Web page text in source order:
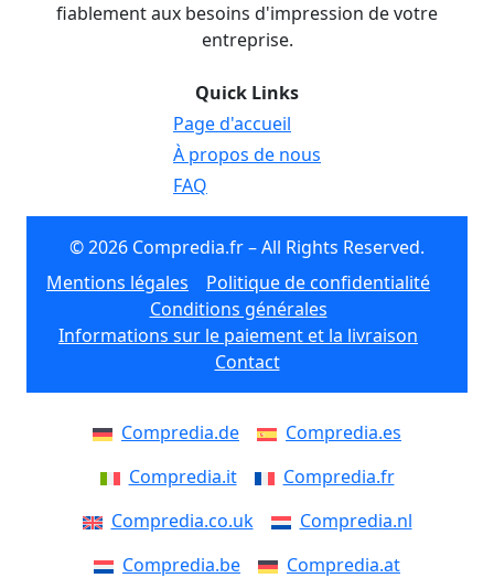
fiablement aux besoins d'impression de votre
entreprise.
Quick Links
Page d'accueil
À propos de nous
FAQ
© 2026 Compredia.fr – All Rights Reserved.
Mentions légales
Politique de confidentialité
Conditions générales
Informations sur le paiement et la livraison
Contact
Compredia.de
Compredia.es
Compredia.it
Compredia.fr
Compredia.co.uk
Compredia.nl
Compredia.be
Compredia.at